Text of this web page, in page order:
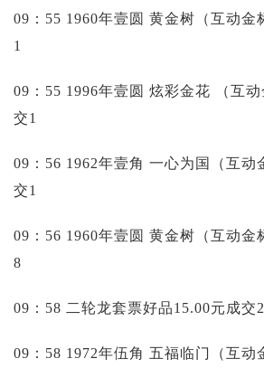
09：55 1960年壹圆 黄金树（互动金
1
09：55 1996年壹圆 炫彩金花 （互
交1
09：56 1962年壹角 一心为国（互动
交1
09：56 1960年壹圆 黄金树（互动金
8
09：58 二轮龙套票好品15.00元成交
09：58 1972年伍角 五福临门（互动